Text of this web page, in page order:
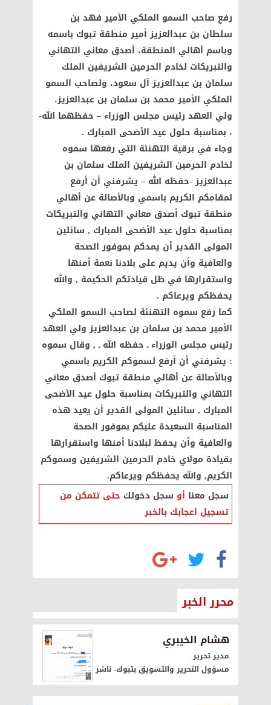
‏‎رفع صاحب السمو الملكي الأمير فهد بن
سلطان بن عبدالعزيز أمير منطقة تبوك باسمه
وباسم أهالي المنطقة، أصدق معاني التهاني
والتبريكات لخادم الحرمين الشريفين الملك
سلمان بن عبدالعزيز آل سعود، ولصاحب السمو
الملكي الأمير محمد بن سلمان بن عبدالعزيز،
ولي العهد رئيس مجلس الوزراء – حفظهما الله-
، بمناسبة حلول عيد الأضحى المبارك .
‏‎وجاء في برقية التهنئة التي رفعها سموه
لخادم الحرمين الشريفين الملك سلمان بن
عبدالعزيز -حفظه الله – يشرفني أن أرفع
لمقامكم الكريم باسمي وبالأصالة عن أهالي
منطقة تبوك أصدق معاني التهاني والتبريكات
بمناسبة حلول عيد الأضحى المبارك , سائلين
المولى القدير أن يمدكم بموفور الصحة
والعافية وأن يديم على بلادنا نعمة أمنها
واستقرارها في ظل قيادتكم الحكيمة , والله
يحفظكم ويرعاكم .
‏‎كما رفع سموه التهنئة لصاحب السمو الملكي
الأمير محمد بن سلمان بن عبدالعزيز ولي العهد
رئيس مجلس الوزراء ـ حفظه الله ـ , وقال سموه
: يشرفني أن أرفع لسموكم الكريم باسمي
وبالأصالة عن أهالي منطقة تبوك أصدق معاني
التهاني والتبريكات بمناسبة حلول عيد الأضحى
المبارك , سائلين المولى القدير أن يعيد هذه
المناسبة السعيدة عليكم بموفور الصحة
والعافية وأن يحفظ لبلادنا أمنها واستقرارها
بقيادة مولاي خادم الحرمين الشريفين وسموكم
الكريم, والله يحفظكم ويرعاكم.
سجل معنا أو سجل دخولك حتى تتمكن من
تسجيل اعجابك بالخبر
محرر الخبر
هشام الخيبري
مدير تحرير
مسؤول التحرير والتسويق بتبوك- ناشر